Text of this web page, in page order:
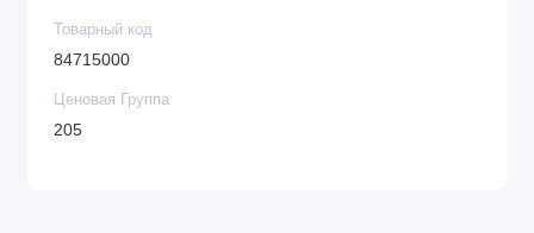
Товарный код
84715000
Ценовая Группа
205